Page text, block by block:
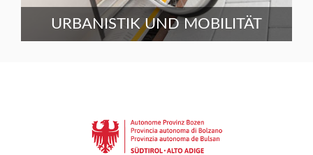
URBANISTIK UND MOBILITÄT